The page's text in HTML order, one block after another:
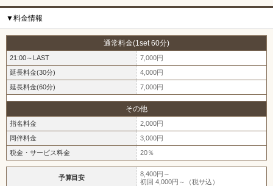
▼料金情報
通常料金(1set 60分)
21:00～LAST
7,000円
延長料金(30分)
4,000円
延長料金(60分)
7,000円
その他
指名料金
2,000円
同伴料金
3,000円
税金・サービス料金
20％
予算目安
8,400円～
初回 4,000円～（税サ込）